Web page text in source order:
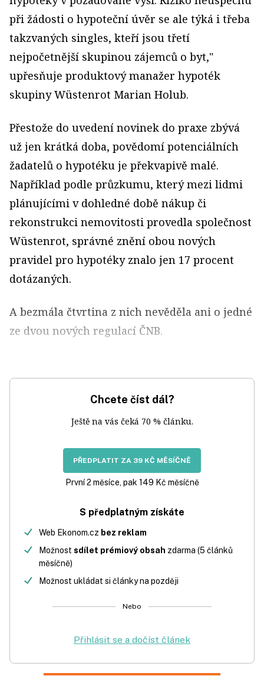
při žádosti o hypoteční úvěr se ale týká i třeba
takzvaných singles, kteří jsou třetí
nejpočetnější skupinou zájemců o byt,"
upřesňuje produktový manažer hypoték
skupiny Wüstenrot Marian Holub.
Přestože do uvedení novinek do praxe zbývá
už jen krátká doba, povědomí potenciálních
žadatelů o hypotéku je překvapivě malé.
Například podle průzkumu, který mezi lidmi
plánujícími v dohledné době nákup či
rekonstrukci nemovitosti provedla společnost
Wüstenrot, správné znění obou nových
pravidel pro hypotéky znalo jen 17 procent
dotázaných.
A bezmála čtvrtina z nich nevěděla ani o jedné
ze dvou nových regulací ČNB.
Chcete číst dál?
Ještě na vás čeká 70 % článku.
PŘEDPLATIT ZA 39 KČ MĚSÍČNĚ
První 2 měsíce, pak 149 Kč měsíčně
S předplatným získáte
Web Ekonom.cz bez reklam
Možnost sdílet prémiový obsah zdarma (5 článků
měsíčně)
Možnost ukládat si články na později
Nebo
Přihlásit se a dočíst článek